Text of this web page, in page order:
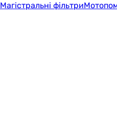
Магістральні фільтри